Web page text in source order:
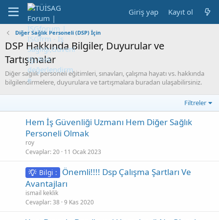
Giriş yap Kayıt ol
Diğer Sağlık Personeli (DSP) İçin
DSP Hakkında Bilgiler, Duyurular ve
Tartışmalar
Diğer sağlık personeli eğitimleri, sınavları, çalışma hayatı vs. hakkında
bilgilendirmelere, duyurulara ve tartışmalara buradan ulaşabilirsiniz.
Filtreler
Hem İş Güvenliği Uzmanı Hem Diğer Sağlık
Personeli Olmak
roy
Cevaplar 20 11 Ocak 2023
Bilgi :
Önemli!!!! Dsp Çalışma Şartları Ve
Avantajları
ismail keklik
Cevaplar 38 9 Kas 2020